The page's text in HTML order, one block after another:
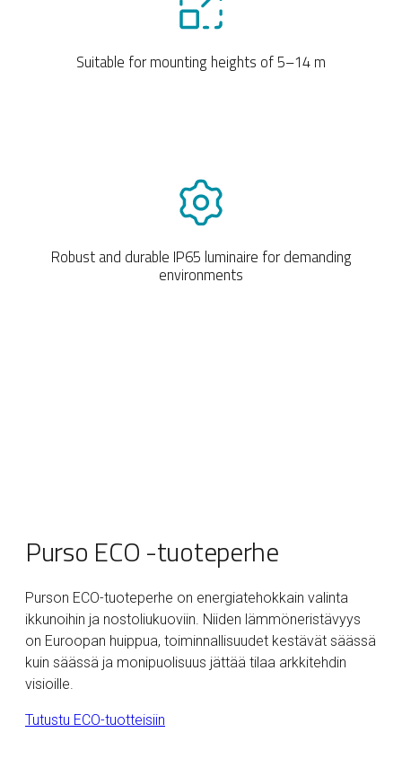
Suitable for mounting heights of 5–14 m
Robust and durable IP65 luminaire for demanding
environments
Purso ECO -tuoteperhe
Purson ECO-tuoteperhe on energiatehokkain valinta
ikkunoihin ja nostoliukuoviin. Niiden lämmöneristävyys
on Euroopan huippua, toiminnallisuudet kestävät säässä
kuin säässä ja monipuolisuus jättää tilaa arkkitehdin
visioille.
Tutustu ECO-tuotteisiin